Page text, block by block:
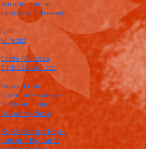
Winterthur Sternen
Paracelsus Richterswil
Chur
St. Moritz
Centro Alchemilla
Clinica Santa Croce
Herisau Eiche
Lustmühle Paracelsus
St. Gallen Bruggen
Goldach Apotheke
Génève Schmidt-Nagel
Lausanne Populaires